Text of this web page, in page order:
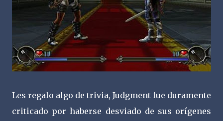
Les regalo algo de trivia, Judgment fue duramente
criticado por haberse desviado de sus orígenes